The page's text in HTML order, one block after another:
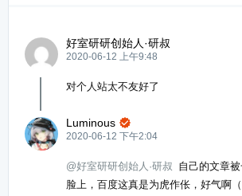
好室研研创始人·研叔
2020-06-12 上午9:48
对个人站太不友好了
Luminous 
2020-06-12 下午2:04
@好室研研创始人·研叔 自己的文章
脸上，百度这真是为虎作伥，好气啊（